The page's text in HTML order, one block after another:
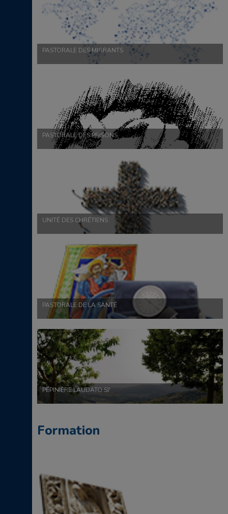
PASTORALE DES MIGRANTS
PASTORALE DES PRISONS
UNITÉ DES CHRÉTIENS
PASTORALE DE LA SANTÉ
PÉPINIÈRE LAUDATO SI'
Formation